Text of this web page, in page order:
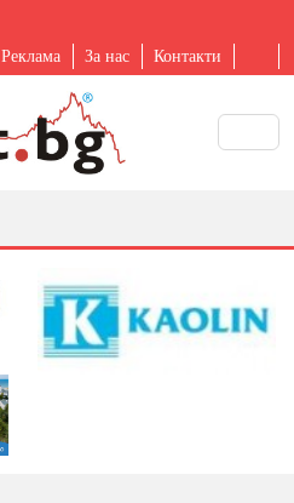
Реклама За нас Контакти